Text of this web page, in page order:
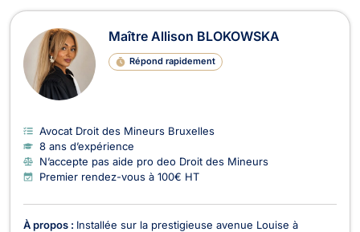
Maître Allison BLOKOWSKA
Répond rapidement
Avocat Droit des Mineurs Bruxelles
8 ans d’expérience
N’accepte pas aide pro deo Droit des Mineurs
Premier rendez-vous à 100€ HT
À propos : Installée sur la prestigieuse avenue Louise à